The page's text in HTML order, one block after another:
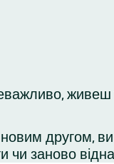
живеш
другом,
заново